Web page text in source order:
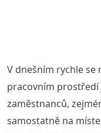
V dnešním rychle se
pracovním prostředí
zaměstnanců,
samostatně na